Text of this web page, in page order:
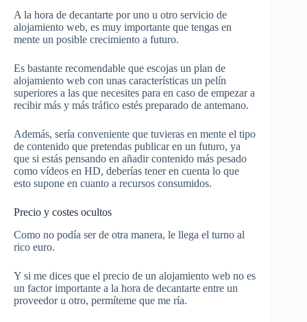
A la hora de decantarte por uno u otro servicio de
alojamiento web, es muy importante que tengas en
mente un posible crecimiento a futuro.
Es bastante recomendable que escojas un plan de
alojamiento web con unas características un pelín
superiores a las que necesites para en caso de empezar a
recibir más y más tráfico estés preparado de antemano.
Además, sería conveniente que tuvieras en mente el tipo
de contenido que pretendas publicar en un futuro, ya
que si estás pensando en añadir contenido más pesado
como vídeos en HD, deberías tener en cuenta lo que
esto supone en cuanto a recursos consumidos.
Precio y costes ocultos
Como no podía ser de otra manera, le llega el turno al
rico euro.
Y si me dices que el precio de un alojamiento web no es
un factor importante a la hora de decantarte entre un
proveedor u otro, permíteme que me ría.